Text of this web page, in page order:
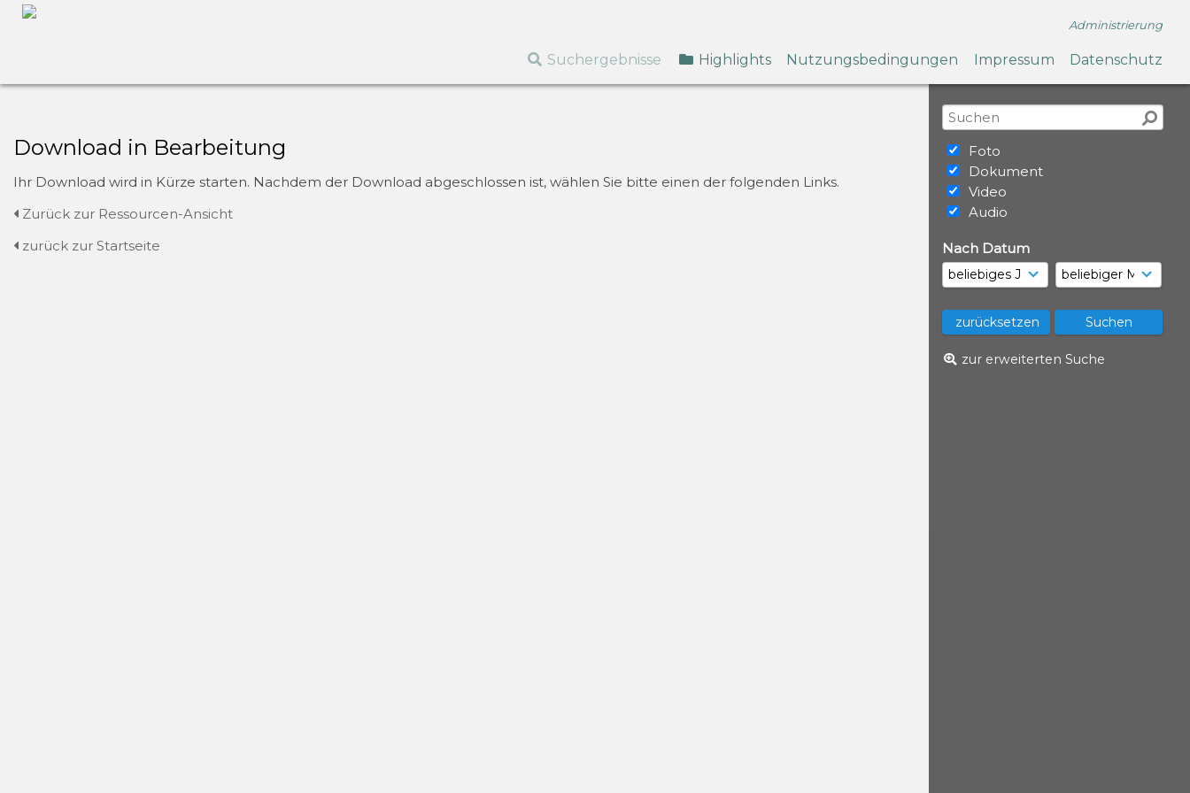
Administrierung
Suchergebnisse Highlights Nutzungsbedingungen Impressum Datenschutz
Foto
Dokument
Video
Audio
Nach Datum
zur erweiterten Suche
Download in Bearbeitung
Ihr Download wird in Kürze starten. Nachdem der Download abgeschlossen ist, wählen Sie bitte einen der folgenden Links.
Zurück zur Ressourcen-Ansicht
zurück zur Startseite